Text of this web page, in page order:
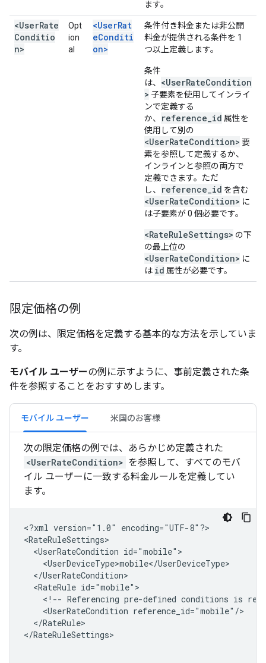
ます。
<UserRate
Conditio
n>
Opt
ion
al
<UserRat
eConditi
on>
条件付き料金または非公開
料金が提供される条件を 1
つ以上定義します。
条件
は、 <UserRateCondition
> 子要素を使用してインライ
ンで定義する
か、
reference_id 属性を
使用して別の
<UserRateCondition> 要
素を参照して定義するか、
インラインと参照の両方で
定義できます。ただ
し、
reference_id を含む
<UserRateCondition> に
は子要素が 0 個必要です。
<RateRuleSettings> の下
の最上位の
<UserRateCondition> に
は id 属性が必要です。
限定価格の例
次の例は、限定価格を定義する基本的な方法を示していま
す。
モバイル ユーザーの例に示すように、事前定義された条
件を参照することをおすすめします。
モバイル ユーザー 米国のお客様
次の限定価格の例では、あらかじめ定義された
<UserRateCondition> を参照して、すべてのモバ
イル ユーザーに一致する料金ルールを定義してい
ます。
<?xml version="1.0"
encoding="UTF-8"?>
<UserRateCondition
<RateRule
<!-- Referencing pre-defined conditions is
<UserRateCondition
</RateRule>
</RateRuleSettings>